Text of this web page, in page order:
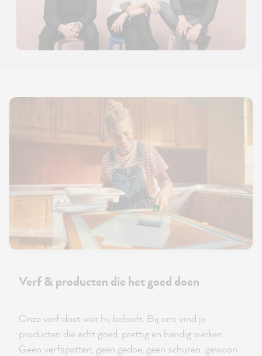
Verf & producten die het goed doen
Onze verf doet wat hij belooft. Bij ons vind je
producten die echt goed, prettig en handig werken.
Geen verfspatten, geen gedoe, geen schuren: gewoon